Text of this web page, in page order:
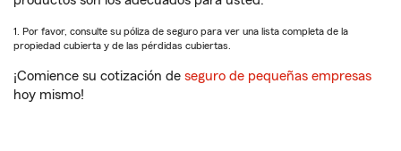
1. Por favor, consulte su póliza de seguro para ver una lista completa de la
propiedad cubierta y de las pérdidas cubiertas.
¡Comience su cotización de seguro de pequeñas empresas
hoy mismo!